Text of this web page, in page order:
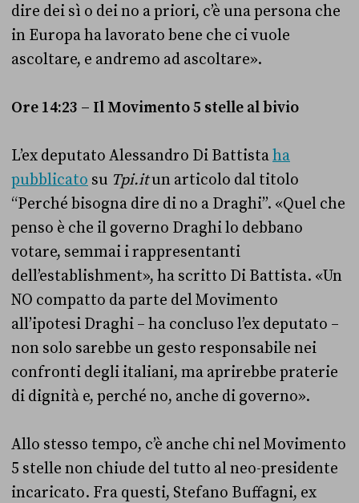
dire dei sì o dei no a priori, c’è una persona che
in Europa ha lavorato bene che ci vuole
ascoltare, e andremo ad ascoltare».
Ore 14:23 – Il Movimento 5 stelle al bivio
L’ex deputato Alessandro Di Battistaha
pubblicato su Tpi.itun articolo dal titolo
“Perché bisogna dire di no a Draghi”. «Quel che
penso è che il governo Draghi lo debbano
votare, semmai i rappresentanti
dell’establishment», ha scritto Di Battista. «Un
NO compatto da parte del Movimento
all’ipotesi Draghi – ha concluso l’ex deputato –
non solo sarebbe un gesto responsabile nei
confronti degli italiani, ma aprirebbe praterie
di dignità e, perché no, anche di governo».
Allo stesso tempo, c’è anche chi nel Movimento
5 stelle non chiude del tutto al neo-presidente
incaricato. Fra questi, Stefano Buffagni, ex